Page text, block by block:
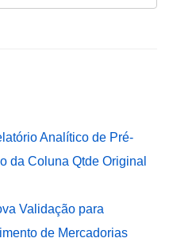
Analítico de Pré-
da Coluna Qtde Original
Validação para
de Mercadorias